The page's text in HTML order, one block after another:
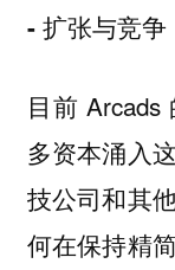
- 扩张与竞争
目前
多资本涌入
技公司和其
何在保持精